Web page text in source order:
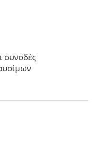
συνοδές